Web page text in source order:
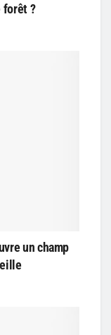
forêt ?
un champ